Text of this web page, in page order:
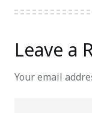
Leave a
Your email